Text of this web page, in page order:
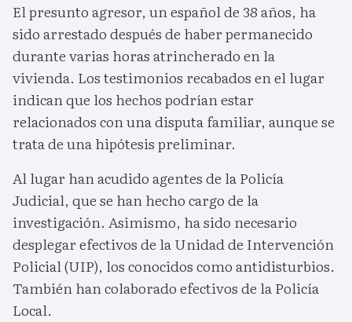
El presunto agresor, un español de 38 años, ha
sido arrestado después de haber permanecido
durante varias horas atrincherado en la
vivienda. Los testimonios recabados en el lugar
indican que los hechos podrían estar
relacionados con una disputa familiar, aunque se
trata de una hipótesis preliminar.
Al lugar han acudido agentes de la Policía
Judicial, que se han hecho cargo de la
investigación. Asimismo, ha sido necesario
desplegar efectivos de la Unidad de Intervención
Policial (UIP), los conocidos como antidisturbios.
También han colaborado efectivos de la Policía
Local.